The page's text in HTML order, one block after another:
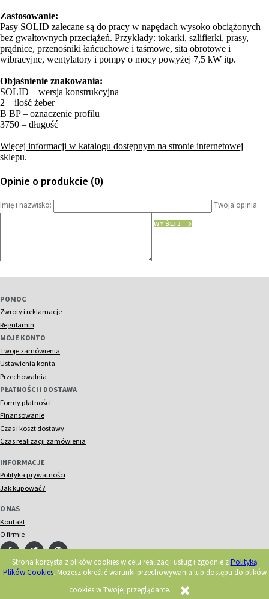
Strona korzysta z plików cookies w celu realizacji usług i zgodnie zPolityką
Plików Cookies. Możesz określić warunki przechowywania lub dostępu do plików
cookies w Twojej przeglądarce.
Zastosowanie:
Pasy SOLID zalecane są do pracy w napędach wysoko obciążonych
bez gwałtownych przeciążeń. Przykłady: tokarki, szlifierki, prasy,
prądnice, przenośniki łańcuchowe i taśmowe, sita obrotowe i
wibracyjne, wentylatory i pompy o mocy powyżej 7,5 kW itp.
Objaśnienie znakowania:
SOLID – wersja konstrukcyjna
2 – ilość żeber
B BP – oznaczenie profilu
3750 – długość
Więcej informacji w katalogu dostępnym na stronie internetowej
sklepu.
Opinie o produkcie (0)
Imię i nazwisko: Twoja opinia:
WYŚLIJ
POMOC
Zwroty i reklamacje
Regulamin
MOJE KONTO
Twoje zamówienia
Ustawienia konta
Przechowalnia
PŁATNOŚCI I DOSTAWA
Formy płatności
Finansowanie
Czas i koszt dostawy
Czas realizacji zamówienia
INFORMACJE
Polityka prywatności
Jak kupować?
O NAS
Kontakt
O firmie
© 2018 Acorn. Wszelkie prawa zastrzeżone.